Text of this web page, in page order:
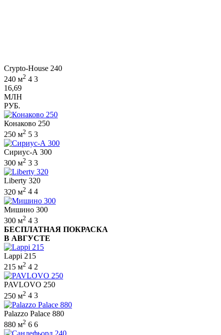
Crypto-House 240
240 м2 4 3
16,69
МЛН
РУБ.
Конаково 250
250 м2 5 3
Сириус-А 300
300 м2 3 3
Liberty 320
320 м2 4 4
Мишино 300
300 м2 4 3
БЕСПЛАТНАЯ ПОКРАСКА
В АВГУСТЕ
Lappi 215
215 м2 4 2
PAVLOVO 250
250 м2 4 3
Palazzo Palace 880
880 м2 6 6